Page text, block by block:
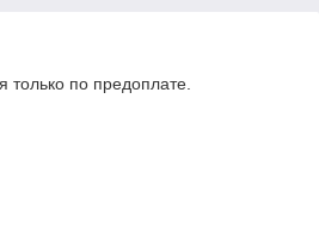
только по предоплате.